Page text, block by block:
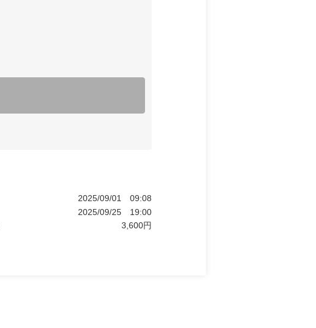
2025/09/01
09:08
2025/09/25
19:00
3,600円